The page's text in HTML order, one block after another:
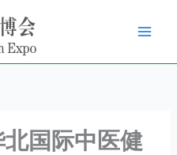
北国际中医健